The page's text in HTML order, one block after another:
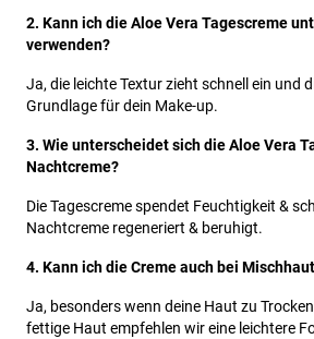
2. Kann ich die Aloe Vera Tagescreme
verwenden?
Ja, die leichte Textur zieht schnell ein und
Grundlage für dein Make-up.
3. Wie unterscheidet sich die Aloe Vera
Nachtcreme?
Die Tagescreme spendet Feuchtigkeit &
Nachtcreme regeneriert & beruhigt.
4. Kann ich die Creme auch bei
Ja, besonders wenn deine Haut zu
fettige Haut empfehlen wir eine leichtere